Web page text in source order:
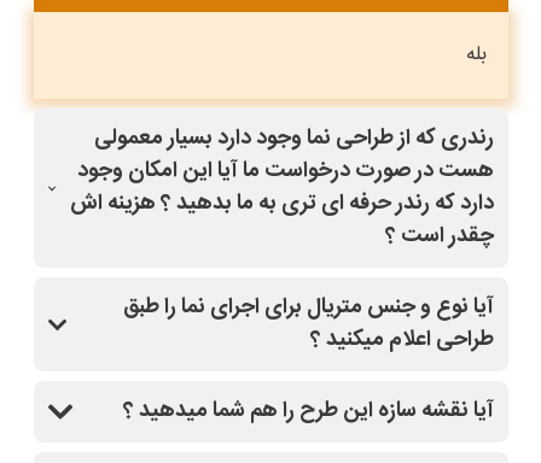
بله
رندری که از طراحی نما وجود دارد بسیار معمولی
هست در صورت درخواست ما آیا این امکان وجود
دارد که رندر حرفه ای تری به ما بدهید ؟ هزینه اش
چقدر است ؟
تغییرات(مشاوره رایگان)،سفارش خودتون رو ثبت کنید،
سپس از دفتر فنی سایت نماپلان باهاتون تماس میگیرند
آیا نوع و جنس متریال برای اجرای نما را طبق
طراحی اعلام میکنید ؟
آیا نقشه سازه این طرح را هم شما میدهید ؟